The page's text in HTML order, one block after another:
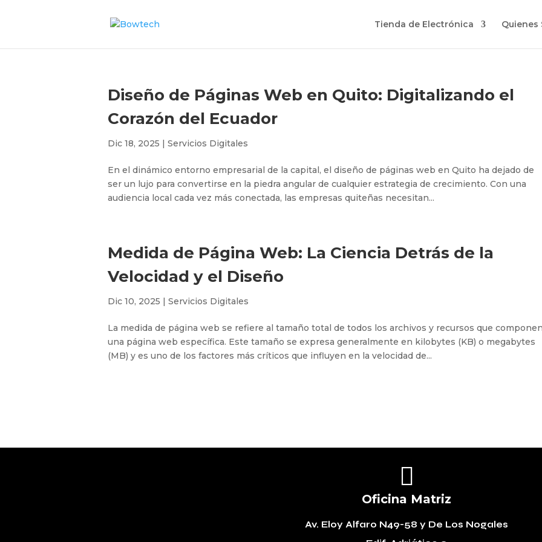
Tienda de Electrónica Quienes
Diseño de Páginas Web en Quito: Digitalizando el
Corazón del Ecuador
Dic 18, 2025 | Servicios Digitales
En el dinámico entorno empresarial de la capital, el diseño de páginas web en Quito ha dejado de
ser un lujo para convertirse en la piedra angular de cualquier estrategia de crecimiento. Con una
audiencia local cada vez más conectada, las empresas quiteñas necesitan...
Medida de Página Web: La Ciencia Detrás de la
Velocidad y el Diseño
Dic 10, 2025 | Servicios Digitales
La medida de página web se refiere al tamaño total de todos los archivos y recursos que
una página web específica. Este tamaño se expresa generalmente en kilobytes (KB) o megabytes
(MB) y es uno de los factores más críticos que influyen en la velocidad de...

Oficina Matriz
Av. Eloy Alfaro N49-58 y De Los Nogales